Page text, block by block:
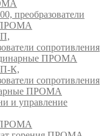
преобразователи
ПРОМА
сопротивления
ПРОМА
К,
сопротивления
ПРОМА
и управление
ПРОМА